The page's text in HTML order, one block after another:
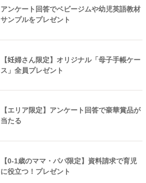
アンケート回答でベビージムや幼児英語教材
サンプルをプレゼント
【妊婦さん限定】オリジナル「母子手帳ケー
ス」全員プレゼント
【エリア限定】アンケート回答で豪華賞品が
当たる
【0-1歳のママ・パパ限定】資料請求で育児
に役立つ！プレゼント